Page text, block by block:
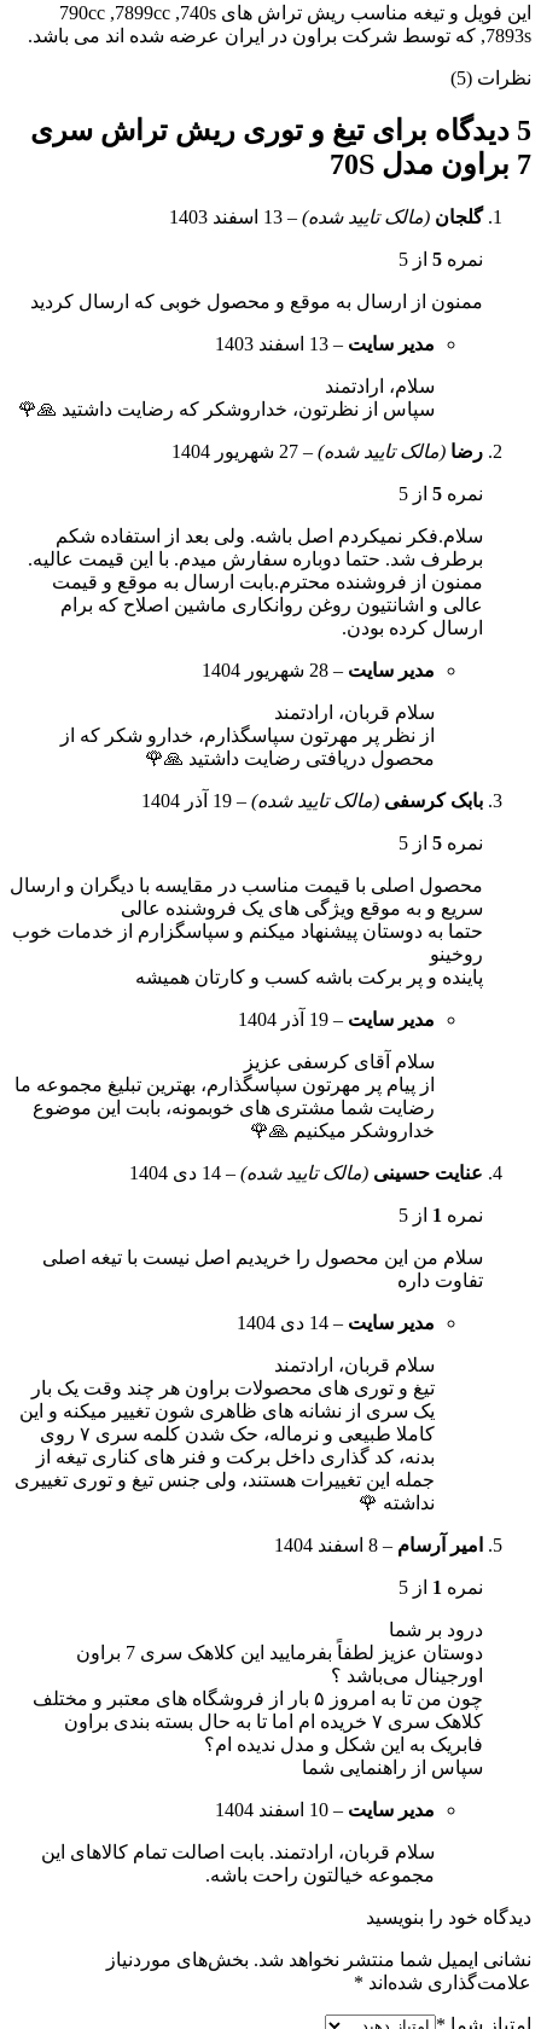
این فویل و تیغه مناسب ریش تراش های 790cc ,7899cc ,740s
,7893s که توسط شرکت براون در ایران عرضه شده اند می باشد.
نظرات (5)
5 دیدگاه برای
تیغ و توری ریش تراش سری
7 براون مدل 70S
گلجان (مالک تایید شده) – 13 اسفند 1403
نمره 5 از 5
ممنون از ارسال به موقع و محصول خوبی که ارسال کردید
مدیر سایت – 13 اسفند 1403
سلام، ارادتمند
سپاس از نظرتون، خداروشکر که رضایت داشتید 🙏🌹
رضا (مالک تایید شده) – 27 شهریور 1404
نمره 5 از 5
سلام.فکر نمیکردم اصل باشه. ولی بعد از استفاده شکم
برطرف شد. حتما دوباره سفارش میدم. با این قیمت عالیه.
ممنون از فروشنده محترم.بابت ارسال به موقع و قیمت
عالی و اشانتیون روغن روانکاری ماشین اصلاح که برام
ارسال کرده بودن.
مدیر سایت – 28 شهریور 1404
سلام قربان، ارادتمند
از نظر پر مهرتون سپاسگذارم، خدارو شکر که از
محصول دریافتی رضایت داشتید 🙏🌹
بابک کرسفی (مالک تایید شده) – 19 آذر 1404
نمره 5 از 5
محصول اصلی با قیمت مناسب در مقایسه با دیگران و ارسال
سریع و به موقع ویژگی های یک فروشنده عالی
حتما به دوستان پیشنهاد میکنم و سپاسگزارم از خدمات خوب
روخینو
پاینده و پر برکت باشه کسب و کارتان همیشه
مدیر سایت – 19 آذر 1404
سلام آقای کرسفی عزیز
از پیام پر مهرتون سپاسگذارم، بهترین تبلیغ مجموعه ما
رضایت شما مشتری های خوبمونه، بابت این موضوع
خداروشکر میکنیم 🙏🌹
عنایت حسینی (مالک تایید شده) – 14 دی 1404
نمره 1 از 5
سلام من این محصول را خریدیم اصل نیست با تیغه اصلی
تفاوت داره
مدیر سایت – 14 دی 1404
سلام قربان، ارادتمند
تیغ و توری های محصولات براون هر چند وقت یک بار
یک سری از نشانه های ظاهری شون تغییر میکنه و این
کاملا طبیعی و نرماله، حک شدن کلمه سری ۷ روی
بدنه، کد گذاری داخل برکت و فنر های کناری تیغه از
جمله این تغییرات هستند، ولی جنس تیغ و توری تغییری
نداشته 🌹
امیر آرسام – 8 اسفند 1404
نمره 1 از 5
درود بر شما
دوستان عزیز لطفاً بفرمایید این کلاهک سری 7 براون
اورجینال می‌باشد ؟
چون من تا به امروز ۵ بار از فروشگاه های معتبر و مختلف
کلاهک سری ۷ خریده ام اما تا به حال بسته بندی براون
فابریک به این شکل و مدل ندیده ام؟
سپاس از راهنمایی شما
مدیر سایت – 10 اسفند 1404
سلام قربان، ارادتمند. بابت اصالت تمام کالاهای این
مجموعه خیالتون راحت باشه.
دیدگاه خود را بنویسید
نشانی ایمیل شما منتشر نخواهد شد. بخش‌های موردنیاز
علامت‌گذاری شده‌اند *
امتیاز شما *